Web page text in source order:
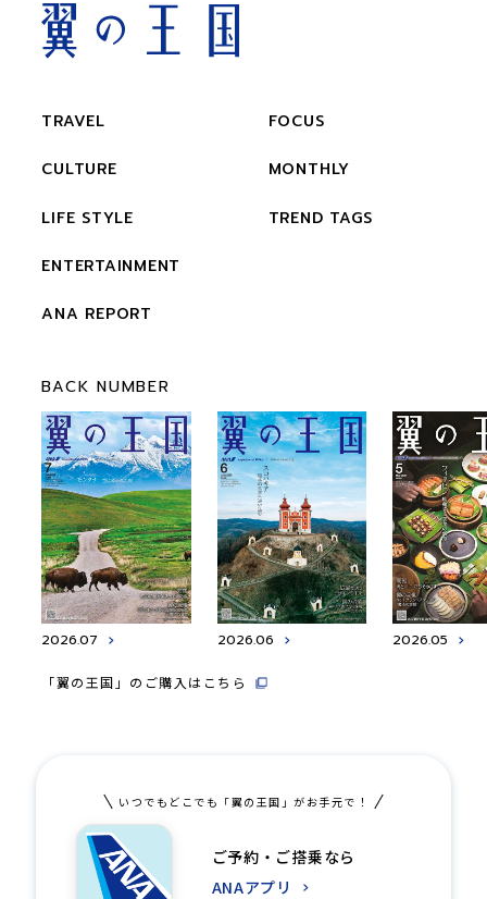
TRAVEL
CULTURE
LIFE STYLE
ENTERTAINMENT
ANA REPORT
FOCUS
MONTHLY
TREND TAGS
BACK NUMBER
2026.07 2026.06 2026.05
「翼の王国」のご購入はこちら
いつでもどこでも「翼の王国」がお手元で！
ご予約・ご搭乗なら
ANAアプリ